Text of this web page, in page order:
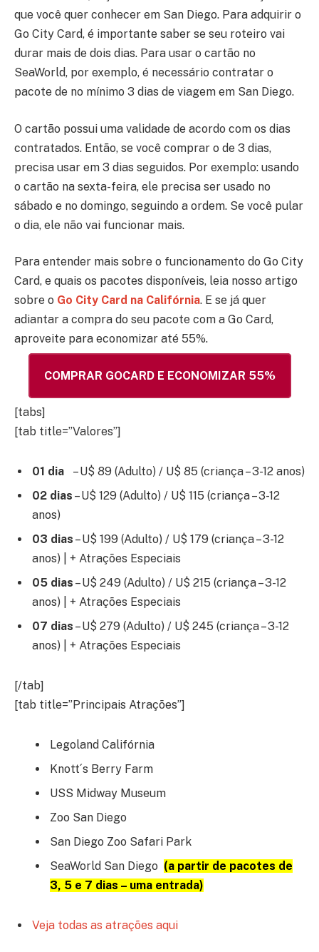
que você quer conhecer em San Diego. Para adquirir o
Go City Card, é importante saber se seu roteiro vai
durar mais de dois dias. Para usar o cartão no
SeaWorld, por exemplo, é necessário contratar o
pacote de no mínimo 3 dias de viagem em San Diego.
O cartão possui uma validade de acordo com os dias
contratados. Então, se você comprar o de 3 dias,
precisa usar em 3 dias seguidos. Por exemplo: usando
o cartão na sexta-feira, ele precisa ser usado no
sábado e no domingo, seguindo a ordem. Se você pular
o dia, ele não vai funcionar mais.
Para entender mais sobre o funcionamento do Go City
Card, e quais os pacotes disponíveis, leia nosso artigo
sobre o Go City Card na Califórnia. E se já quer
adiantar a compra do seu pacote com a Go Card,
aproveite para economizar até 55%.
COMPRAR GOCARD E ECONOMIZAR 55%
[tabs]
[tab title=”Valores”]
01 dia
– U$ 89 (Adulto) / U$ 85 (criança – 3-12 anos)
02 dias – U$ 129 (Adulto) / U$ 115 (criança – 3-12
anos)
03 dias – U$ 199 (Adulto) / U$ 179 (criança – 3-12
anos) | + Atrações Especiais
05 dias – U$ 249 (Adulto) / U$ 215 (criança – 3-12
anos) | + Atrações Especiais
07 dias – U$ 279 (Adulto) / U$ 245 (criança – 3-12
anos) | + Atrações Especiais
[/tab]
[tab title=”Principais Atrações”]
Legoland Califórnia
Knott´s Berry Farm
USS Midway Museum
Zoo San Diego
San Diego Zoo Safari Park
SeaWorld San Diego (a partir de pacotes de
3, 5 e 7 dias – uma entrada)
Veja todas as atrações aqui